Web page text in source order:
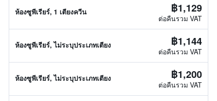
ห้องซูพีเรียร์, 1 เตียงควีน ฿1,129
ต่อคืนรวม VAT
ห้องซูพีเรียร์, ไม่ระบุประเภทเตียง ฿1,144
ต่อคืนรวม VAT
ห้องซูพีเรียร์, ไม่ระบุประเภทเตียง ฿1,200
ต่อคืนรวม VAT